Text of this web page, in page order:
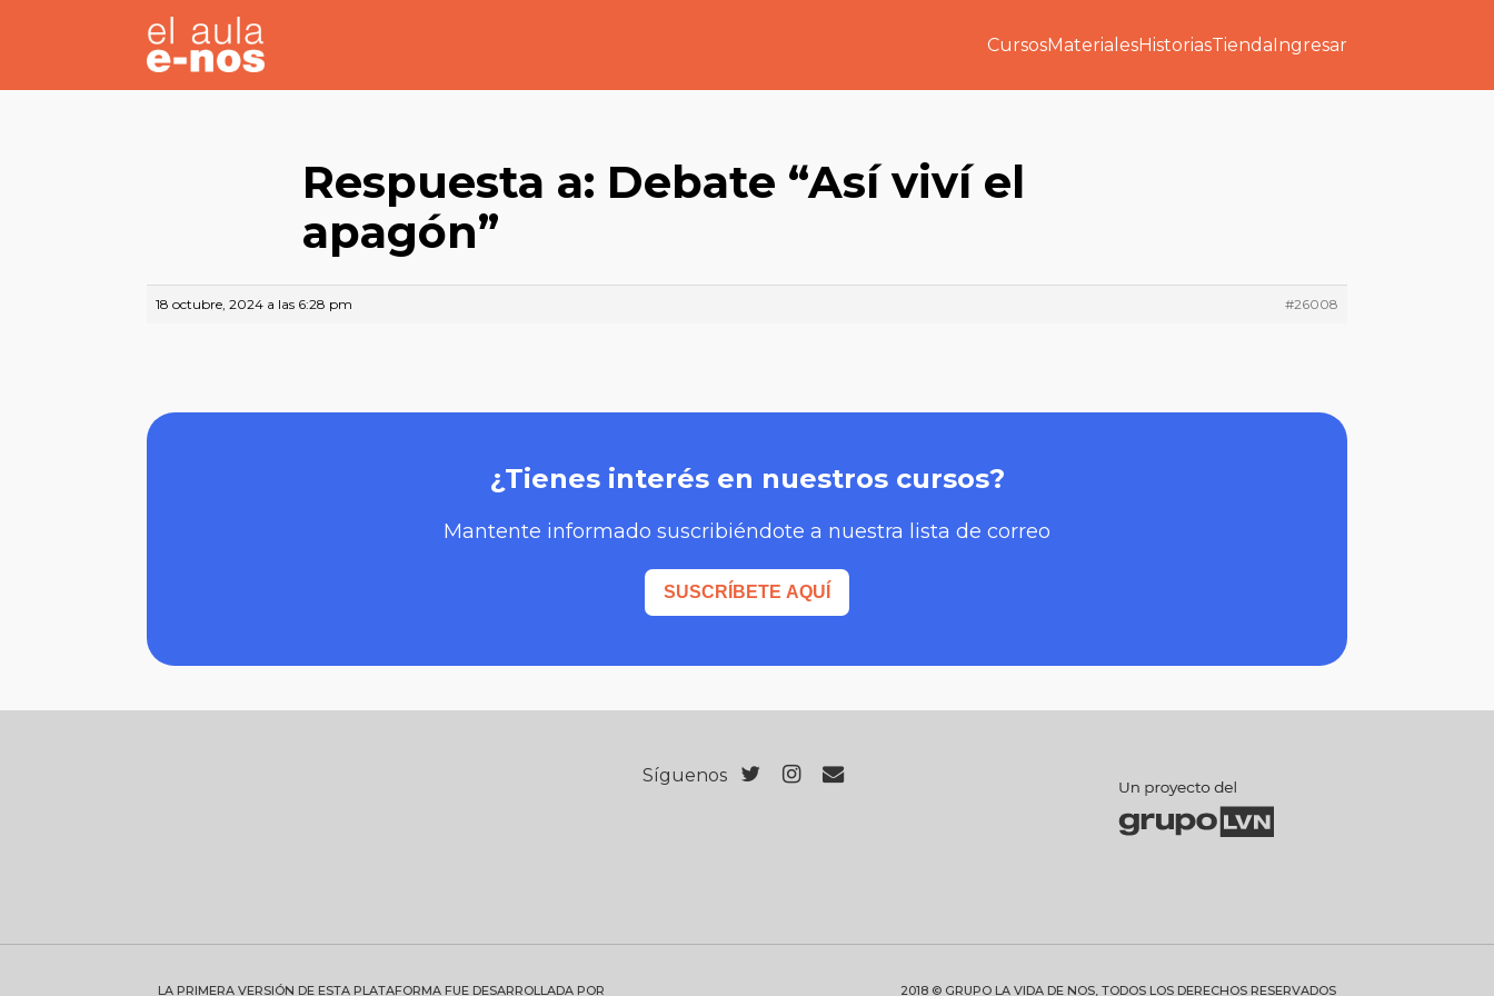
CursosMaterialesHistoriasTiendaIngresar
Respuesta a: Debate “Así viví el
apagón”
18 octubre, 2024 a las 6:28 pm #26008
¿Tienes interés en nuestros cursos?
Mantente informado suscribiéndote a nuestra lista de correo
SUSCRÍBETE AQUÍ
Síguenos
LA PRIMERA VERSIÓN DE ESTA PLATAFORMA FUE DESARROLLADA POR 2018 © GRUPO LA VIDA DE NOS, TODOS LOS DERECHOS RESERVADOS